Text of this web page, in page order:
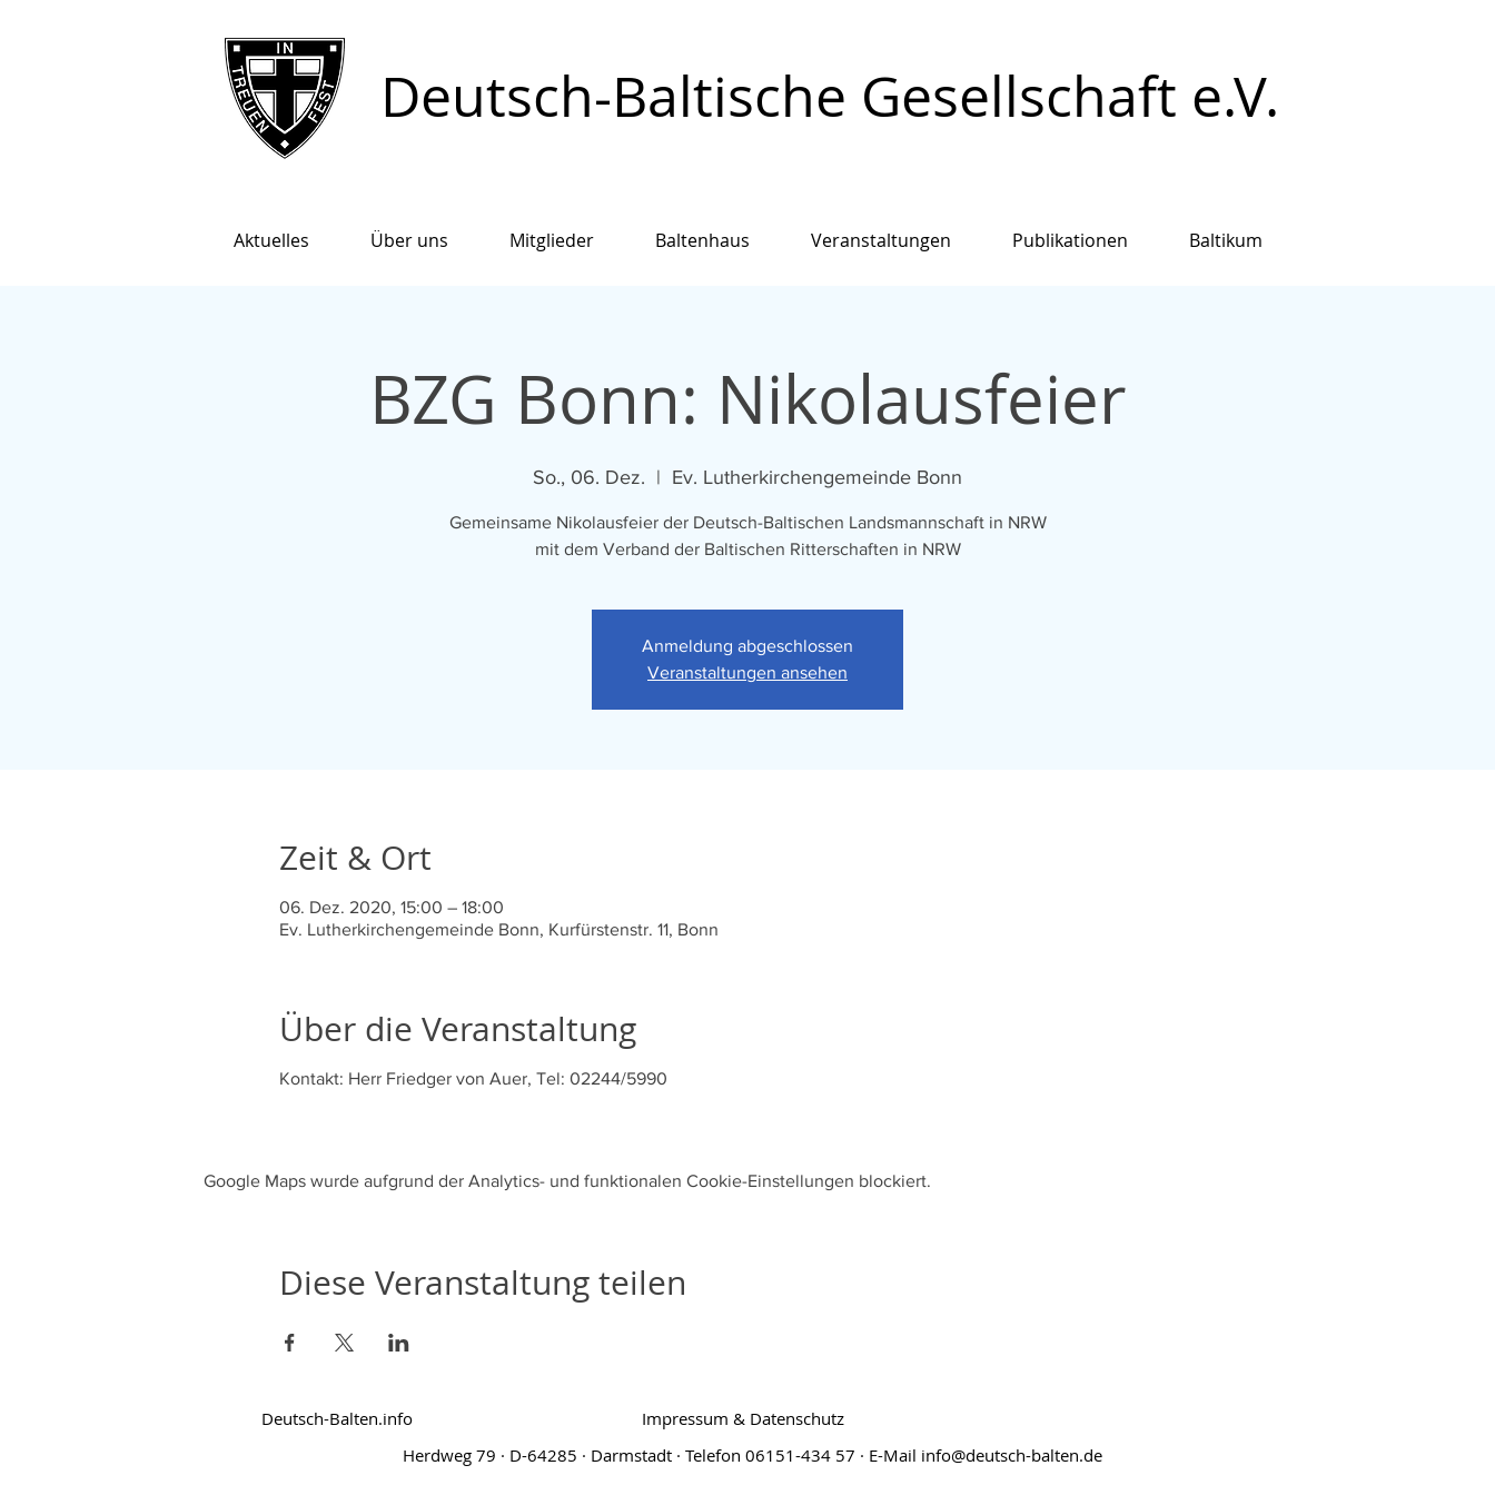
Deutsch-Baltische Gesellschaft e.V.
Aktuelles Über uns Mitglieder Baltenhaus Veranstaltungen Publikationen Baltikum
BZG Bonn: Nikolausfeier
So., 06. Dez.
  |
Ev. Lutherkirchengemeinde Bonn
Gemeinsame Nikolausfeier der Deutsch-Baltischen Landsmannschaft in NRW
mit dem Verband der Baltischen Ritterschaften in NRW
Anmeldung abgeschlossen
Veranstaltungen ansehen
Zeit & Ort
06. Dez. 2020, 15:00 – 18:00
Ev. Lutherkirchengemeinde Bonn, Kurfürstenstr. 11, Bonn
Über die Veranstaltung
Kontakt: Herr Friedger von Auer, Tel: 02244/5990
Google Maps wurde aufgrund der Analytics- und funktionalen Cookie-Einstellungen blockiert.
Diese Veranstaltung teilen
Deutsch-Balten.info
Impressum & Datenschutz
Herdweg 79 · D-64285 · Darmstadt · Telefon 06151-434 57 · E-Mail info@deutsch-balten.de